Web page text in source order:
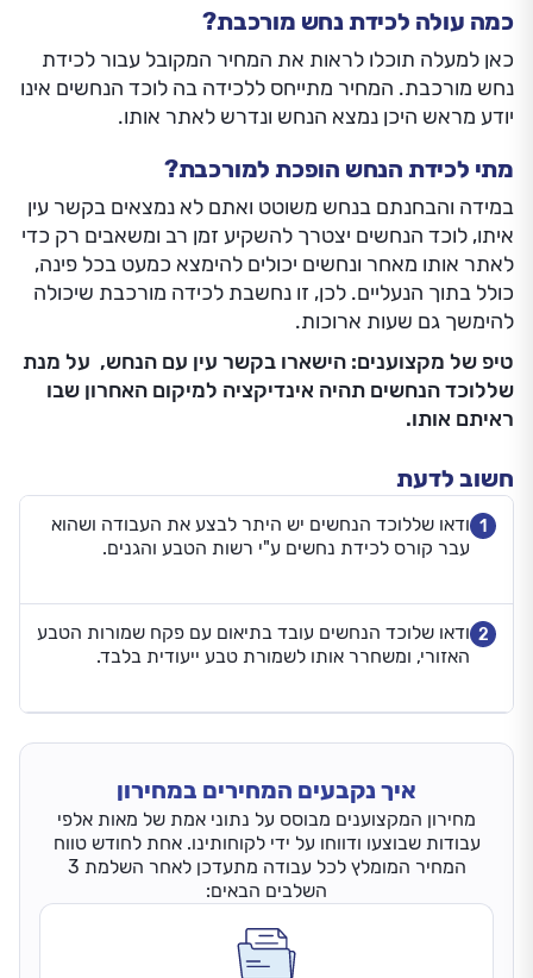
כמה עולה לכידת נחש מורכבת?
כאן למעלה תוכלו לראות את המחיר המקובל עבור לכידת
נחש מורכבת. המחיר מתייחס ללכידה בה לוכד הנחשים אינו
יודע מראש היכן נמצא הנחש ונדרש לאתר אותו.
מתי לכידת הנחש הופכת למורכבת?
במידה והבחנתם בנחש משוטט ואתם לא נמצאים בקשר עין
איתו, לוכד הנחשים יצטרך להשקיע זמן רב ומשאבים רק כדי
לאתר אותו מאחר ונחשים יכולים להימצא כמעט בכל פינה,
כולל בתוך הנעליים. לכן, זו נחשבת לכידה מורכבת שיכולה
להימשך גם שעות ארוכות.
טיפ של מקצוענים: הישארו בקשר עין עם הנחש, על מנת
שללוכד הנחשים תהיה אינדיקציה למיקום האחרון שבו
ראיתם אותו.
חשוב לדעת
1 ודאו שללוכד הנחשים יש היתר לבצע את העבודה ושהוא
עבר קורס לכידת נחשים ע"י רשות הטבע והגנים.
2 ודאו שלוכד הנחשים עובד בתיאום עם פקח שמורות הטבע
האזורי, ומשחרר אותו לשמורת טבע ייעודית בלבד.
איך נקבעים המחירים במחירון
מחירון המקצוענים מבוסס על נתוני אמת של מאות אלפי
עבודות שבוצעו ודווחו על ידי לקוחותינו. אחת לחודש טווח
המחיר המומלץ לכל עבודה מתעדכן לאחר השלמת 3
השלבים הבאים: